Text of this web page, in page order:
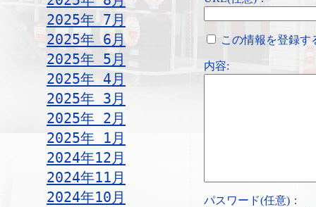
2025年 7月
2025年 6月
2025年 5月
2025年 4月
2025年 3月
2025年 2月
2025年 1月
2024年12月
2024年11月
2024年10月
この情報を登録す
内容:
パスワード(任意)：